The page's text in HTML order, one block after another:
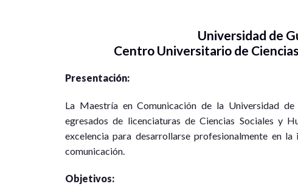
Universidad de
Centro Universitario de
Presentación:
La Maestría en Comunicación de la Universidad
egresados de licenciaturas de Ciencias Sociales y
excelencia para desarrollarse profesionalmente en
comunicación.
Objetivos: